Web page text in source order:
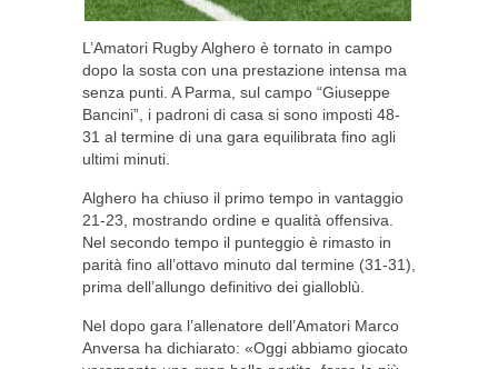
L’Amatori Rugby Alghero è tornato in campo
dopo la sosta con una prestazione intensa ma
senza punti. A Parma, sul campo “Giuseppe
Bancini”, i padroni di casa si sono imposti 48-
31 al termine di una gara equilibrata fino agli
ultimi minuti.
Alghero ha chiuso il primo tempo in vantaggio
21-23, mostrando ordine e qualità offensiva.
Nel secondo tempo il punteggio è rimasto in
parità fino all’ottavo minuto dal termine (31-31),
prima dell’allungo definitivo dei gialloblù.
Nel dopo gara l’allenatore dell’Amatori Marco
Anversa ha dichiarato: «Oggi abbiamo giocato